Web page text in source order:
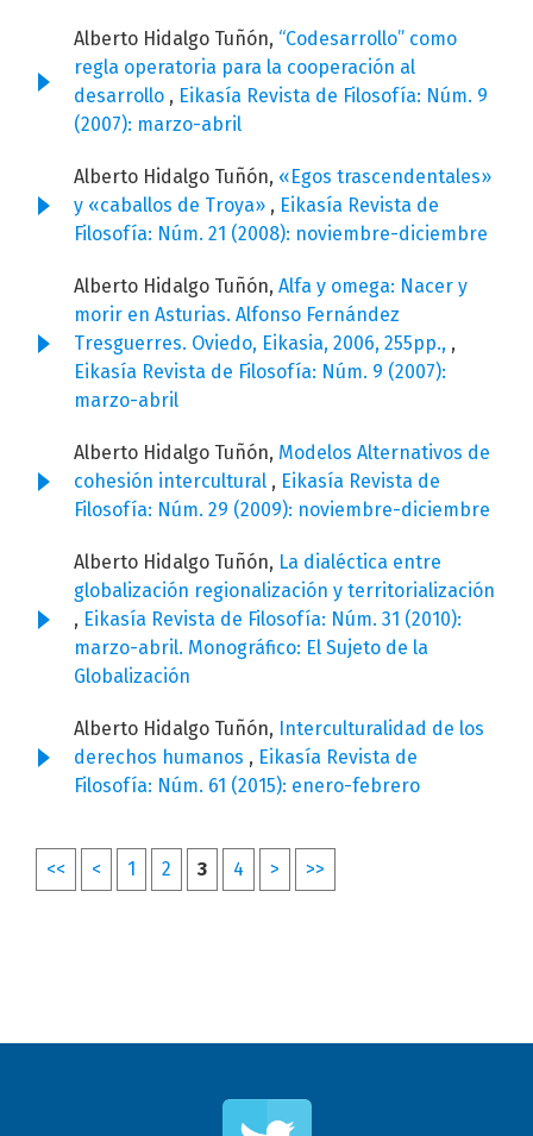
Alberto Hidalgo Tuñón, “Codesarrollo” como
regla operatoria para la cooperación al
desarrollo , Eikasía Revista de Filosofía: Núm. 9
(2007): marzo-abril
Alberto Hidalgo Tuñón, «Egos trascendentales»
y «caballos de Troya» , Eikasía Revista de
Filosofía: Núm. 21 (2008): noviembre-diciembre
Alberto Hidalgo Tuñón, Alfa y omega: Nacer y
morir en Asturias. Alfonso Fernández
Tresguerres. Oviedo, Eikasia, 2006, 255pp., ,
Eikasía Revista de Filosofía: Núm. 9 (2007):
marzo-abril
Alberto Hidalgo Tuñón, Modelos Alternativos de
cohesión intercultural , Eikasía Revista de
Filosofía: Núm. 29 (2009): noviembre-diciembre
Alberto Hidalgo Tuñón, La dialéctica entre
globalización regionalización y territorialización
, Eikasía Revista de Filosofía: Núm. 31 (2010):
marzo-abril. Monográfico: El Sujeto de la
Globalización
Alberto Hidalgo Tuñón,
Interculturalidad de los
derechos humanos , Eikasía Revista de
Filosofía: Núm. 61 (2015): enero-febrero
<< < 1 2 3 4 > >>